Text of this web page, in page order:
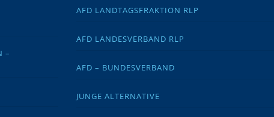
–
AFD LANDTAGSFRAKTION RLP
AFD LANDESVERBAND RLP
AFD – BUNDESVERBAND
JUNGE ALTERNATIVE